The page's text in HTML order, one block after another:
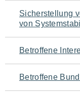
Navigation
für
den
Sicherstellung
von
Betroffene
Betroffene